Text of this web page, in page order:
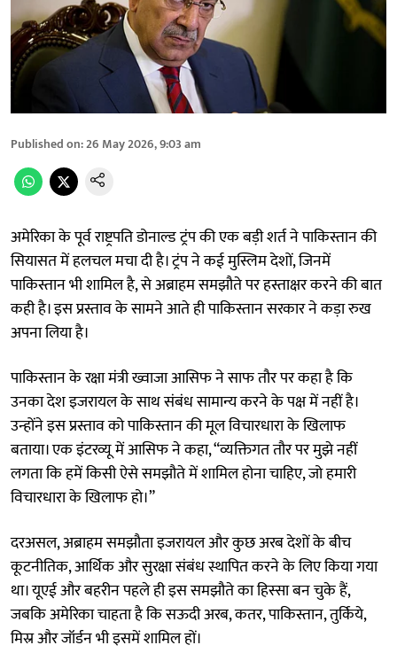
Published on:26 May 2026, 9:03 am
अमेरिका के पूर्व राष्ट्रपति डोनाल्ड ट्रंप की एक बड़ी शर्त ने पाकिस्तान की
सियासत में हलचल मचा दी है। ट्रंप ने कई मुस्लिम देशों, जिनमें
पाकिस्तान भी शामिल है, से अब्राहम समझौते पर हस्ताक्षर करने की बात
कही है। इस प्रस्ताव के सामने आते ही पाकिस्तान सरकार ने कड़ा रुख
अपना लिया है।
पाकिस्तान के रक्षा मंत्री ख्वाजा आसिफ ने साफ तौर पर कहा है कि
उनका देश इजरायल के साथ संबंध सामान्य करने के पक्ष में नहीं है।
उन्होंने इस प्रस्ताव को पाकिस्तान की मूल विचारधारा के खिलाफ
बताया। एक इंटरव्यू में आसिफ ने कहा, “व्यक्तिगत तौर पर मुझे नहीं
लगता कि हमें किसी ऐसे समझौते में शामिल होना चाहिए, जो हमारी
विचारधारा के खिलाफ हो।”
दरअसल, अब्राहम समझौता इजरायल और कुछ अरब देशों के बीच
कूटनीतिक, आर्थिक और सुरक्षा संबंध स्थापित करने के लिए किया गया
था। यूएई और बहरीन पहले ही इस समझौते का हिस्सा बन चुके हैं,
जबकि अमेरिका चाहता है कि सऊदी अरब, कतर, पाकिस्तान, तुर्किये,
मिस्र और जॉर्डन भी इसमें शामिल हों।